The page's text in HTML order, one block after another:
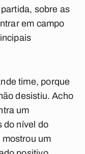
sobre as
em campo
time, porque
desistiu. Acho
um
do nível do
um